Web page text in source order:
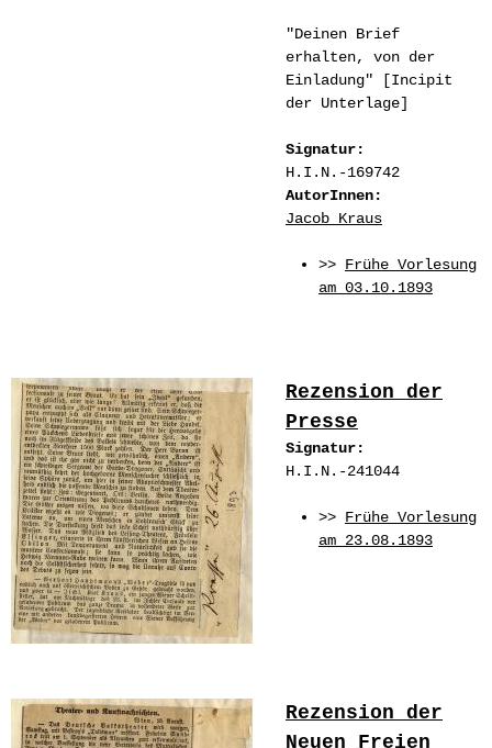
"Deinen Brief
erhalten, von der
Einladung" [Incipit
der Unterlage]
Signatur:
H.I.N.-169742
AutorInnen:
Jacob Kraus
>> Frühe Vorlesung
am 03.10.1893
Rezension der
Presse
Signatur:
H.I.N.-241044
>> Frühe Vorlesung
am 23.08.1893
Rezension der
Neuen Freien